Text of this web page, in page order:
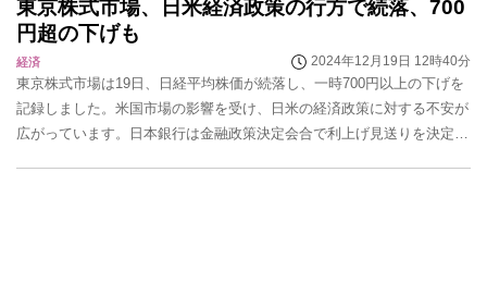
東京株式市場、日米経済政策の行方で続落、700
円超の下げも
経済 2024年12月19日 12時40分
東京株式市場は19日、日経平均株価が続落し、一時700円以上の下げを
記録しました。米国市場の影響を受け、日米の経済政策に対する不安が
広がっています。日本銀行は金融政策決定会合で利上げ見送りを決定